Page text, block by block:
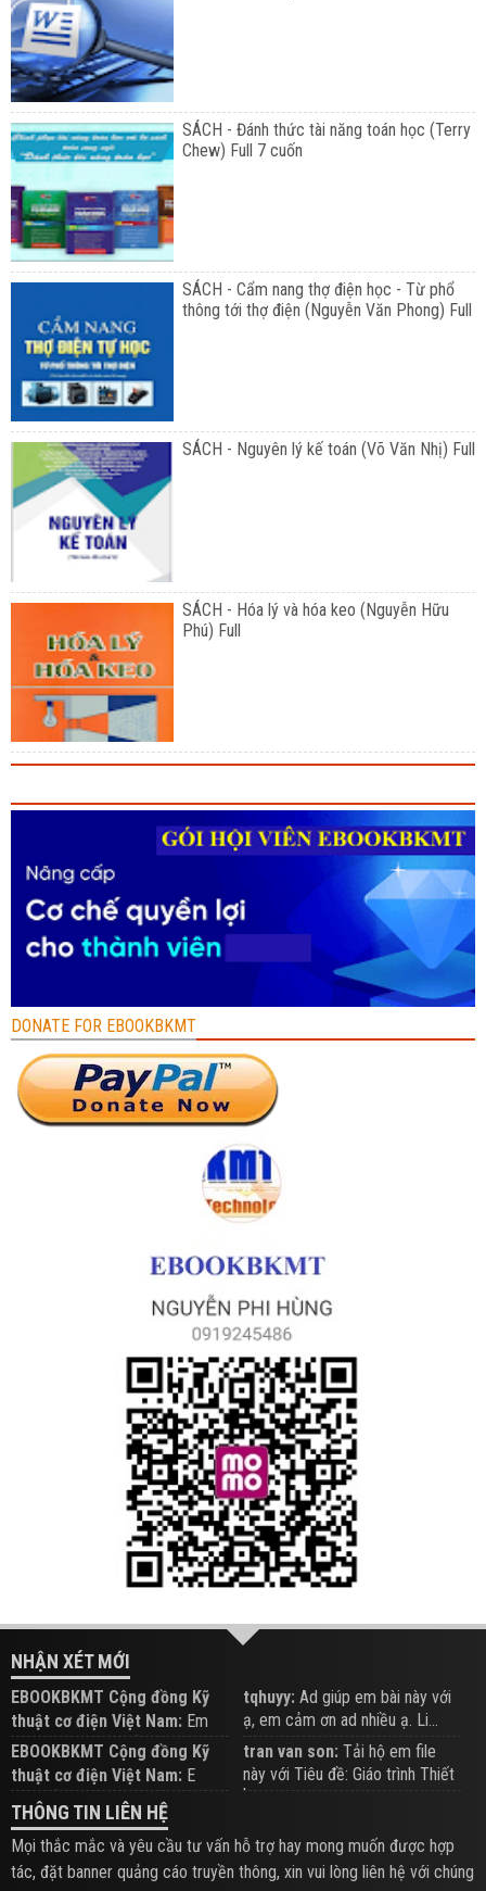
SÁCH - Đánh thức tài năng toán học (Terry
Chew) Full 7 cuốn
SÁCH - Cẩm nang thợ điện học - Từ phổ
thông tới thợ điện (Nguyễn Văn Phong) Full
SÁCH - Nguyên lý kế toán (Võ Văn Nhị) Full
SÁCH - Hóa lý và hóa keo (Nguyễn Hữu
Phú) Full
DONATE FOR EBOOKBKMT
NHẬN XÉT MỚI
EBOOKBKMT Cộng đồng Kỹ
thuật cơ điện Việt Nam: Em
đăng trên Group hỗ trợ nhé
tqhuyy: Ad giúp em bài này với
ạ, em cảm ơn ad nhiều ạ. Li...
EBOOKBKMT Cộng đồng Kỹ
thuật cơ điện Việt Nam: E
xem hỗ trợ trên Group
tran van son: Tải hộ em file
này với Tiêu đề: Giáo trình Thiết
b...
THÔNG TIN LIÊN HỆ
Mọi thắc mắc và yêu cầu tư vấn hỗ trợ hay mong muốn được hợp
tác, đặt banner quảng cáo truyền thông, xin vui lòng liên hệ với chúng